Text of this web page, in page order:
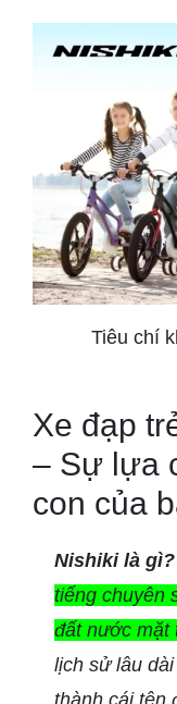
Tiêu chí
Xe đạp
– Sự lựa
con của
Nishiki là gì?
tiếng chuyên
đất nước mặt
lịch sử lâu